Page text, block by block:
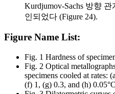
Kurdjumov-Sachs 방향
인되었다 (Figure 24).
Figure Name List:
Fig. 1 Hardness of
Fig. 2 Optical
specimens cooled at rates:
(f) 1, (g) 0.3, and (h)